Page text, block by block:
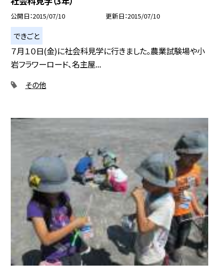
公開日 2015/07/10 更新日 2015/07/10
できごと
７月１０日(金)に社会科見学に行きました。農業試験場や小
岩フラワーロード、名主屋...
その他